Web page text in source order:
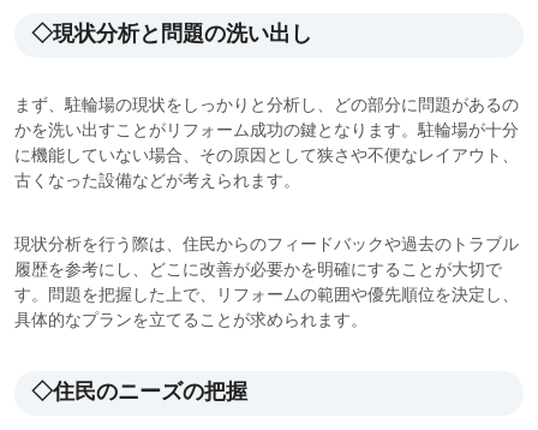
◇現状分析と問題の洗い出し
まず、駐輪場の現状をしっかりと分析し、どの部分に問題があるの
かを洗い出すことがリフォーム成功の鍵となります。駐輪場が十分
に機能していない場合、その原因として狭さや不便なレイアウト、
古くなった設備などが考えられます。
現状分析を行う際は、住民からのフィードバックや過去のトラブル
履歴を参考にし、どこに改善が必要かを明確にすることが大切で
す。問題を把握した上で、リフォームの範囲や優先順位を決定し、
具体的なプランを立てることが求められます。
◇住民のニーズの把握